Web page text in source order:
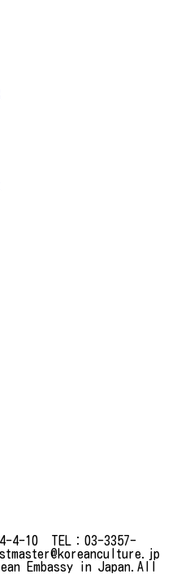
4-10 TEL：03-3357-
Embassy in Japan.All